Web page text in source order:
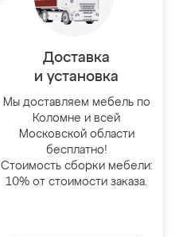
Доставка
и установка
Мы доставляем мебель по
Коломне и всей
Московской области
бесплатно!
Стоимость сборки мебели:
10% от стоимости заказа.